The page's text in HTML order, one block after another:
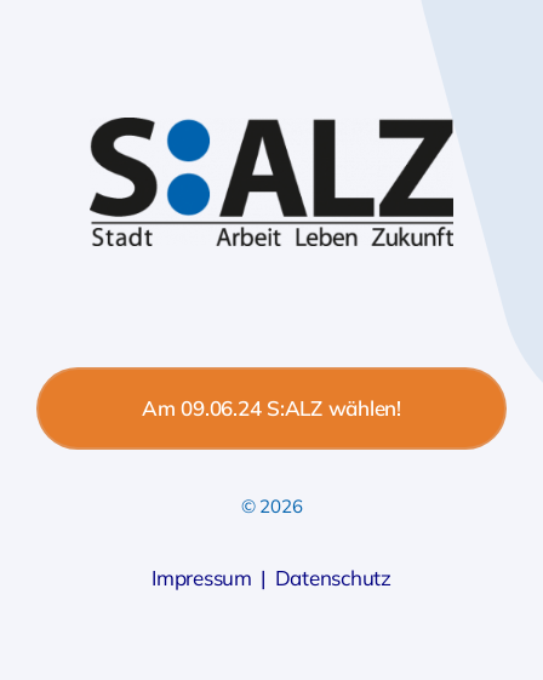
Am 09.06.24 S:ALZ wählen!
© 2026
Impressum | Datenschutz